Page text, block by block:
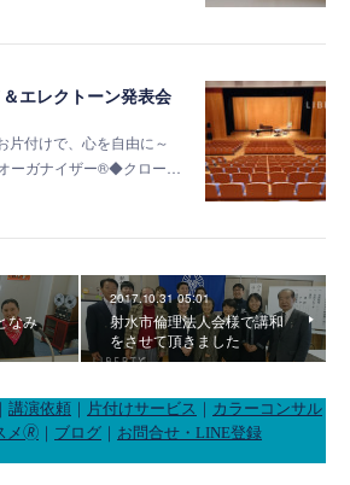
エレクトーン発表会
片付けで、心を自由に～
ーガナイザー®◆クロー…
なみ
2017.10.31 05:01
射水市倫理法人会様で講和
をさせて頂きました